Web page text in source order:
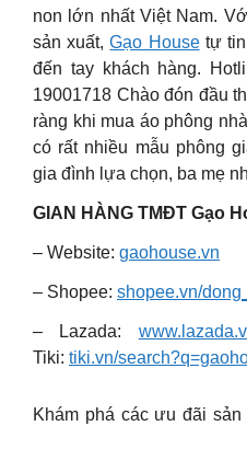
non lớn nhất Việt Nam.
sản xuất,Gạo Housetự tin
đến tay khách hàng.
19001718 Chào đón đầu
ràng khi mua áo phông
có rất nhiều mẫu phông
gia đình lựa chọn, ba mẹ
GIAN HÀNG TMĐT Gạo
– Website: gaohouse.vn
– Shopee: shopee.vn/
– Lazada:
Tiki: tiki.vn/
Khám phá các ưu đãi